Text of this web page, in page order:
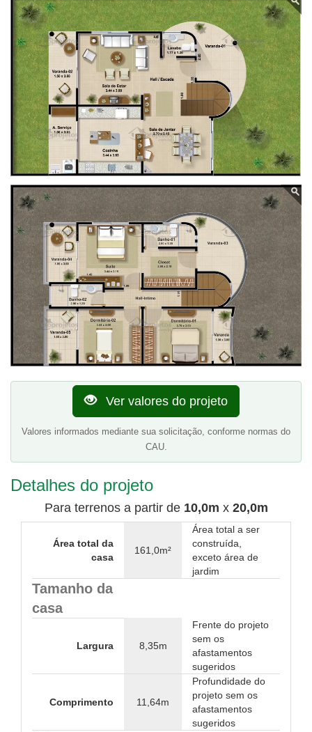
Ver valores do projeto
Valores informados mediante sua solicitação, conforme normas do
CAU.
Detalhes do projeto
Para terrenos a partir de 10,0m x 20,0m
Área total da
casa
161,0m²
Área total a ser
construída,
exceto área de
jardim
Tamanho da
casa
Largura 8,35m
Frente do projeto
sem os
afastamentos
sugeridos
Comprimento 11,64m
Profundidade do
projeto sem os
afastamentos
sugeridos